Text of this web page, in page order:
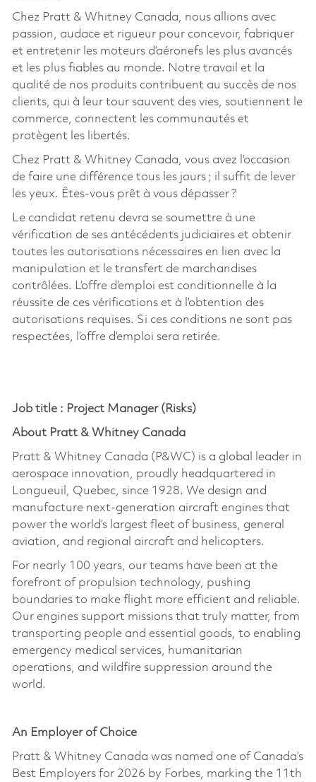
Chez Pratt & Whitney Canada, nous allions avec
passion, audace et rigueur pour concevoir, fabriquer
et entretenir les moteurs d’aéronefs les plus avancés
et les plus fiables au monde. Notre travail et la
qualité de nos produits contribuent au succès de nos
clients, qui à leur tour sauvent des vies, soutiennent le
commerce, connectent les communautés et
protègent les libertés.
Chez Pratt & Whitney Canada, vous avez l’occasion
de faire une différence tous les jours ; il suffit de lever
les yeux. Êtes-vous prêt à vous dépasser ?
Le candidat retenu devra se soumettre à une
vérification de ses antécédents judiciaires et obtenir
toutes les autorisations nécessaires en lien avec la
manipulation et le transfert de marchandises
contrôlées. L’offre d’emploi est conditionnelle à la
réussite de ces vérifications et à l’obtention des
autorisations requises. Si ces conditions ne sont pas
respectées, l’offre d’emploi sera retirée.
Job title : Project Manager (Risks)
About Pratt & Whitney Canada
Pratt & Whitney Canada (P&WC) is a global leader in
aerospace innovation, proudly headquartered in
Longueuil, Quebec, since 1928. We design and
manufacture next-generation aircraft engines that
power the world’s largest fleet of business, general
aviation, and regional aircraft and helicopters.
For nearly 100 years, our teams have been at the
forefront of propulsion technology, pushing
boundaries to make flight more efficient and reliable.
Our engines support missions that truly matter, from
transporting people and essential goods, to enabling
emergency medical services, humanitarian
operations, and wildfire suppression around the
world.
An Employer of Choice
Pratt & Whitney Canada was named one of Canada’s
Best Employers for 2026 by Forbes, marking the 11th